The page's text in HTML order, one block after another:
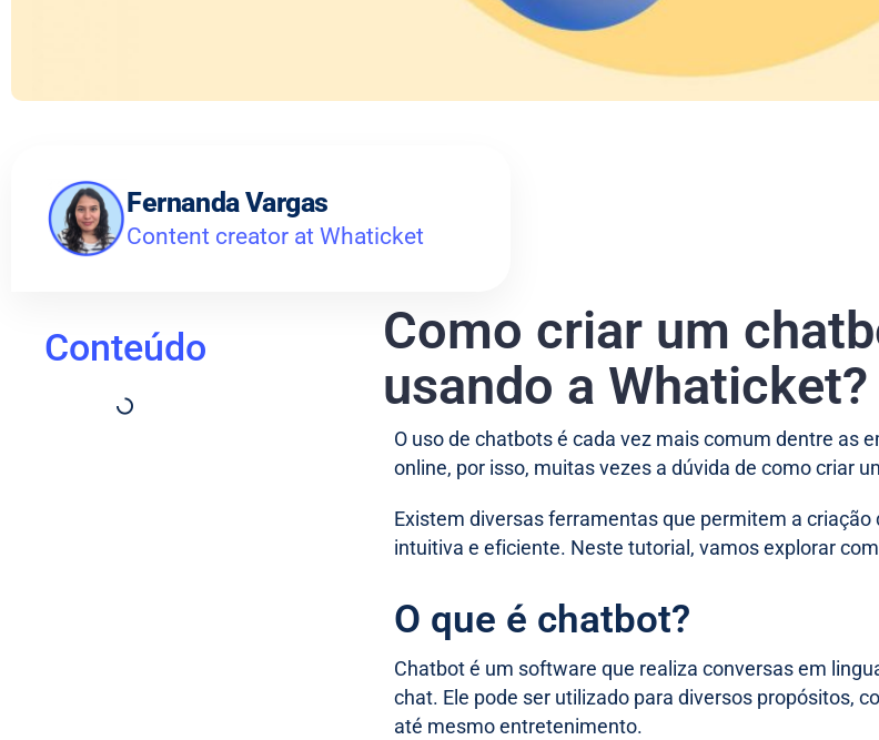
Fernanda Vargas
Content creator at Whaticket
Conteúdo
Como criar um
usando a Whaticket?
O uso de chatbots é cada vez mais comum dentre as
online, por isso, muitas vezes a dúvida de como criar
Existem diversas ferramentas que permitem a
intuitiva e eficiente. Neste tutorial, vamos explorar
O que é chatbot?
Chatbot é um software que realiza conversas em
chat. Ele pode ser utilizado para diversos propósitos,
até mesmo entretenimento.